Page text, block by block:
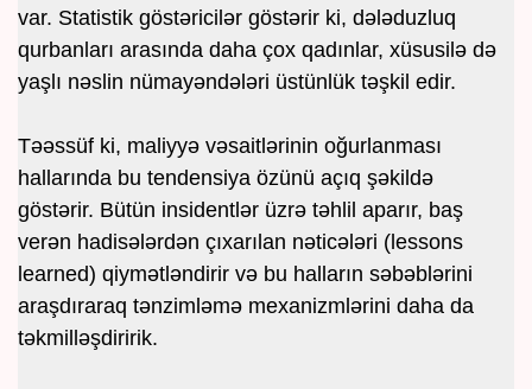
var. Statistik göstəricilər göstərir ki, dələduzluq
qurbanları arasında daha çox qadınlar, xüsusilə də
yaşlı nəslin nümayəndələri üstünlük təşkil edir.
Təəssüf ki, maliyyə vəsaitlərinin oğurlanması
hallarında bu tendensiya özünü açıq şəkildə
göstərir. Bütün insidentlər üzrə təhlil aparır, baş
verən hadisələrdən çıxarılan nəticələri (lessons
learned) qiymətləndirir və bu halların səbəblərini
araşdıraraq tənzimləmə mexanizmlərini daha da
təkmilləşdiririk.